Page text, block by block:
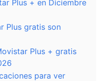
Plus + en Diciembre
Plus gratis son
Plus + gratis
para ver